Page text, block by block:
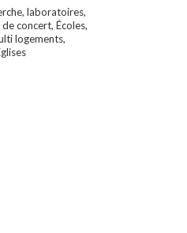
laboratoires,
concert, Écoles,
logements,